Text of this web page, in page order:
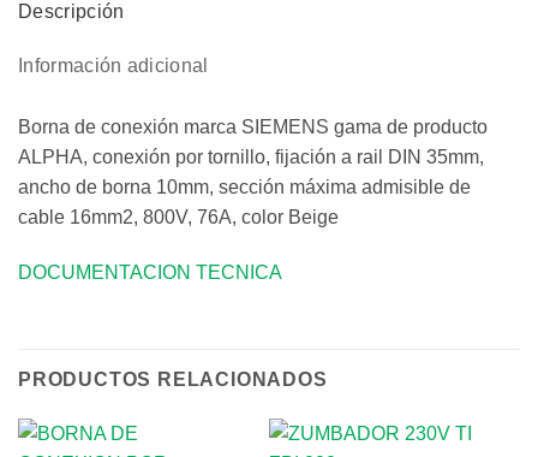
Descripción
Información adicional
Borna de conexión marca SIEMENS gama de producto
ALPHA, conexión por tornillo, fijación a rail DIN 35mm,
ancho de borna 10mm, sección máxima admisible de
cable 16mm2, 800V, 76A, color Beige
DOCUMENTACION TECNICA
PRODUCTOS RELACIONADOS